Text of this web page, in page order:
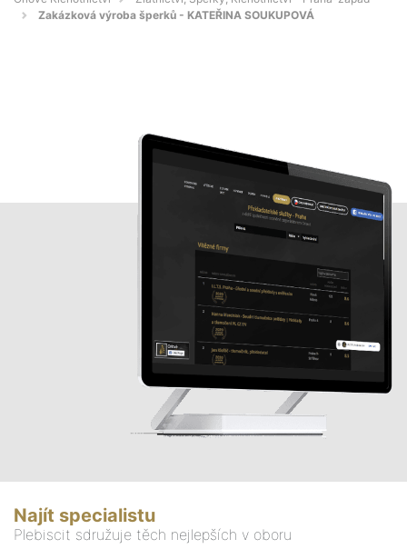
Zakázková výroba šperků - KATEŘINA SOUKUPOVÁ
Najít specialistu
Plebiscit sdružuje těch nejlepších v oboru